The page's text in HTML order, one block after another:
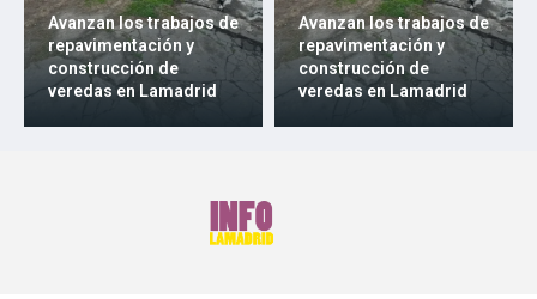
Avanzan los trabajos de
repavimentación y
construcción de
veredas en Lamadrid
Avanzan los trabajos de
repavimentación y
construcción de
veredas en Lamadrid